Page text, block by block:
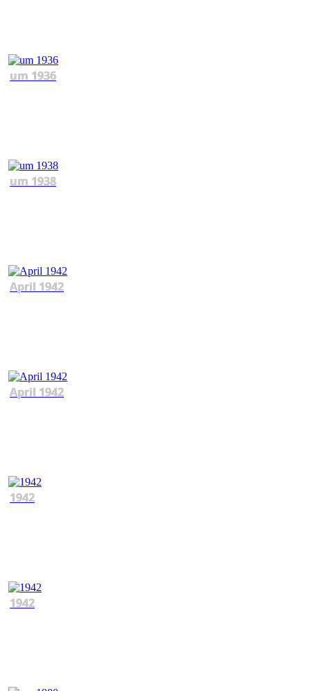
um 1936
um 1938
April 1942
April 1942
1942
1942